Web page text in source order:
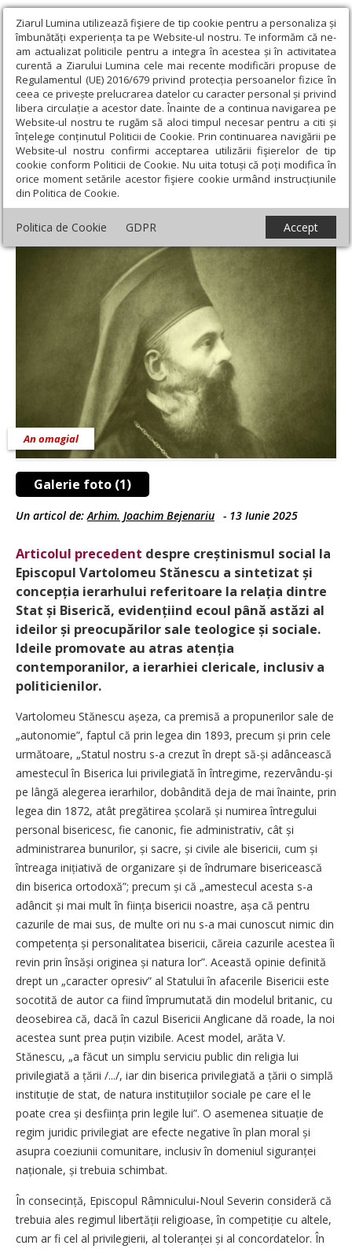
Ziarul Lumina utilizează fişiere de tip cookie pentru a personaliza și
îmbunătăți experiența ta pe Website-ul nostru. Te informăm că ne-
am actualizat politicile pentru a integra în acestea și în activitatea
curentă a Ziarului Lumina cele mai recente modificări propuse de
Regulamentul (UE) 2016/679 privind protecția persoanelor fizice în
ceea ce privește prelucrarea datelor cu caracter personal și privind
libera circulație a acestor date. Înainte de a continua navigarea pe
Website-ul nostru te rugăm să aloci timpul necesar pentru a citi și
înțelege conținutul Politicii de Cookie. Prin continuarea navigării pe
Website-ul nostru confirmi acceptarea utilizării fişierelor de tip
cookie conform Politicii de Cookie. Nu uita totuși că poți modifica în
orice moment setările acestor fişiere cookie urmând instrucțiunile
din Politica de Cookie.
Politica de Cookie GDPR Accept
Ziarul Lumina › Actualitate religioasă › An omagial › Relaţia
dintre Biserică şi Stat și creștinismul social la Episcopul Vartolomeu
Stănescu (II)
Relaţia dintre Biserică şi Stat și creștinismul
social la Episcopul Vartolomeu Stănescu (II)
Galerie foto (1)
An omagial
Un articol de:Arhim. Joachim Bejenariu - 13 Iunie 2025
Articolul precedent despre creș­tinis­mul social la
Episcopul Vartolomeu Stănescu a sintetizat și
concepția ierarhului referitoare la relația dintre
Stat și Biserică, evidențiind ecoul până astăzi al
ideilor și preocupărilor sale teologice și sociale.
Ideile promovate au atras atenția
contemporanilor, a ierarhiei clericale, inclusiv a
politicienilor.
Vartolomeu Stănescu așe­za, ca premisă a propunerilor sale de
„autonomie”, faptul că prin legea din 1893, precum și prin cele
următoare, „Statul nostru s-a crezut în drept să-și adâncească
amestecul în Biserica lui privilegiată în întregime, rezervându-și
pe lângă alegerea ierarhilor, dobândită deja de mai înainte, prin
legea din 1872, atât pregătirea școlară și numirea întregului
personal bisericesc, fie canonic, fie administrativ, cât și
administrarea bunurilor, și sacre, și civile ale bisericii, cum și
întreaga inițiativă de organizare și de îndrumare bisericească
din biserica ortodoxă”; precum și că „amestecul acesta s-a
adâncit și mai mult în ființa bisericii noastre, așa că pentru
cazurile de mai sus, de multe ori nu s-a mai cunoscut nimic din
competența și personalitatea bisericii, căreia cazurile acestea îi
revin prin însăși originea și natura lor”. Această opinie definită
drept un „caracter opresiv” al Statului în afacerile Bisericii este
socotită de autor ca fiind împrumutată din modelul britanic, cu
deosebirea că, dacă în cazul Bisericii Anglicane dă roade, la noi
acestea sunt prea puțin vizibile. Acest model, arăta V.
Stănescu, „a făcut un simplu serviciu public din religia lui
privilegiată a țării /.../, iar din biserica privilegiată a țării o simplă
instituție de stat, de natura instituțiilor sociale pe care el le
poate crea și desființa prin legile lui”. O asemenea situație de
regim juridic privilegiat are efecte negative în plan moral și
asupra coeziunii comunitare, inclusiv în domeniul siguranței
naționale, și trebuia schimbat.
În consecință, Episcopul Râmnicului-Noul Severin consideră că
trebuia ales regimul libertății religioase, în competiție cu altele,
cum ar fi cel al privilegierii, al tole­ranței și al concordatelor. În